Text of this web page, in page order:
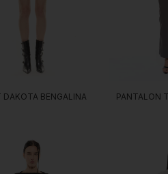
DAKOTA BENGALINA
PANTALON